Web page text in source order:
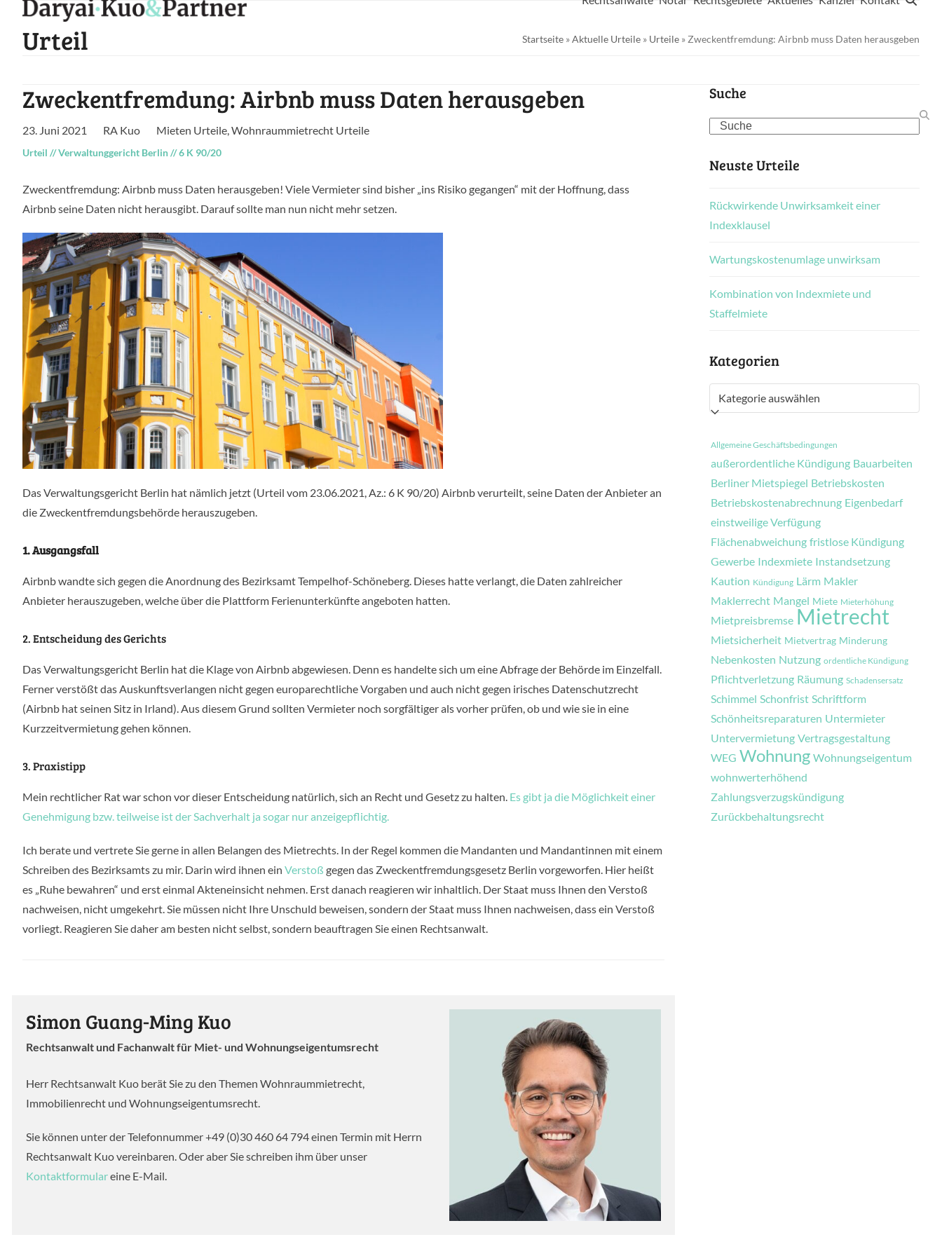
contentUrteil Startseite »Aktuelle Urteile » Urteile »Zweckentfremdung: Airbnb muss Daten herausgeben
Zweckentfremdung: Airbnb muss Daten herausgeben
23. Juni 2021 RA Kuo Mieten Urteile,Wohnraummietrecht Urteile
Urteil //Verwaltunggericht Berlin//6 K 90/20
Zweckentfremdung: Airbnb muss Daten herausgeben! Viele Vermieter sind bisher „ins Risiko gegangen“ mit der Hoffnung, dass
Airbnb seine Daten nicht herausgibt. Darauf sollte man nun nicht mehr setzen.
Das Verwaltungsgericht Berlin hat nämlich jetzt (Urteil vom 23.06.2021, Az.: 6 K 90/20) Airbnb verurteilt, seine Daten der Anbieter an
die Zweckentfremdungsbehörde herauszugeben.
1. Ausgangsfall
Airbnb wandte sich gegen die Anordnung des Bezirksamt Tempelhof-Schöneberg. Dieses hatte verlangt, die Daten zahlreicher
Anbieter herauszugeben, welche über die Plattform Ferienunterkünfte angeboten hatten.
2. Entscheidung des Gerichts
Das Verwaltungsgericht Berlin hat die Klage von Airbnb abgewiesen. Denn es handelte sich um eine Abfrage der Behörde im Einzelfall.
Ferner verstößt das Auskunftsverlangen nicht gegen europarechtliche Vorgaben und auch nicht gegen irisches Datenschutzrecht
(Airbnb hat seinen Sitz in Irland). Aus diesem Grund sollten Vermieter noch sorgfältiger als vorher prüfen, ob und wie sie in eine
Kurzzeitvermietung gehen können.
3. Praxistipp
Mein rechtlicher Rat war schon vor dieser Entscheidung natürlich, sich an Recht und Gesetz zu halten. Es gibt ja die Möglichkeit einer
Genehmigung bzw. teilweise ist der Sachverhalt ja sogar nur anzeigepflichtig.
Ich berate und vertrete Sie gerne in allen Belangen des Mietrechts. In der Regel kommen die Mandanten und Mandantinnen mit einem
Schreiben des Bezirksamts zu mir. Darin wird ihnen ein Verstoß gegen das Zweckentfremdungsgesetz Berlin vorgeworfen. Hier heißt
es „Ruhe bewahren“ und erst einmal Akteneinsicht nehmen. Erst danach reagieren wir inhaltlich. Der Staat muss Ihnen den Verstoß
nachweisen, nicht umgekehrt. Sie müssen nicht Ihre Unschuld beweisen, sondern der Staat muss Ihnen nachweisen, dass ein Verstoß
vorliegt. Reagieren Sie daher am besten nicht selbst, sondern beauftragen Sie einen Rechtsanwalt.
Simon Guang-Ming Kuo
Rechtsanwalt und Fachanwalt für Miet- und Wohnungseigentumsrecht
Herr Rechtsanwalt Kuo berät Sie zu den Themen Wohnraummietrecht,
Immobilienrecht und Wohnungseigentumsrecht.
Sie können unter der Telefonnummer +49 (0)30 460 64 794 einen Termin mit Herrn
Rechtsanwalt Kuo vereinbaren. Oder aber Sie schreiben ihm über unser
Kontaktformulareine E-Mail.
Suche
Search
Neuste Urteile
Rückwirkende Unwirksamkeit einer
Indexklausel
Wartungskostenumlage unwirksam
Kombination von Indexmiete und
Staffelmiete
Kategorien
Kategorien
Allgemeine Geschäftsbedingungen
außerordentliche Kündigung Bauarbeiten
Berliner Mietspiegel Betriebskosten
Betriebskostenabrechnung Eigenbedarf
einstweilige Verfügung
Flächenabweichung fristlose Kündigung
Gewerbe Indexmiete Instandsetzung
Kaution Kündigung Lärm Makler
Maklerrecht Mangel Miete Mieterhöhung
Mietpreisbremse Mietrecht
Mietsicherheit Mietvertrag Minderung
Nebenkosten Nutzung ordentliche Kündigung
Pflichtverletzung Räumung Schadensersatz
Schimmel Schonfrist Schriftform
Schönheitsreparaturen Untermieter
Untervermietung Vertragsgestaltung
WEG Wohnung Wohnungseigentum
wohnwerterhöhend
Zahlungsverzugskündigung
Zurückbehaltungsrecht